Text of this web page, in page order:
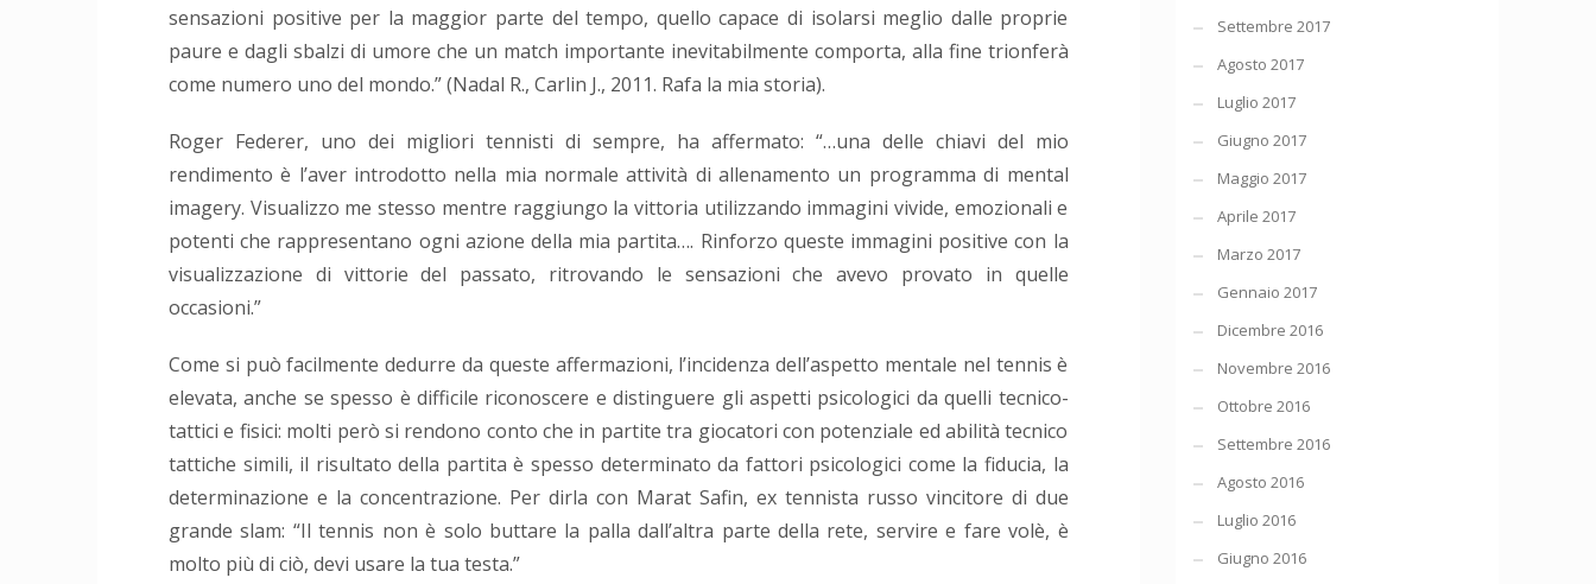
sensazioni positive per la maggior parte del tempo, quello capace di isolarsi meglio dalle proprie
paure e dagli sbalzi di umore che un match importante inevitabilmente comporta, alla fine trionferà
come numero uno del mondo.” (Nadal R., Carlin J., 2011. Rafa la mia storia).
Roger Federer, uno dei migliori tennisti di sempre, ha affermato: “…una delle chiavi del mio
rendimento è l’aver introdotto nella mia normale attività di allenamento un programma di mental
imagery. Visualizzo me stesso mentre raggiungo la vittoria utilizzando immagini vivide, emozionali e
potenti che rappresentano ogni azione della mia partita…. Rinforzo queste immagini positive con la
visualizzazione di vittorie del passato, ritrovando le sensazioni che avevo provato in quelle
occasioni.”
Come si può facilmente dedurre da queste affermazioni, l’incidenza dell’aspetto mentale nel tennis è
elevata, anche se spesso è difficile riconoscere e distinguere gli aspetti psicologici da quelli tecnico-
tattici e fisici: molti però si rendono conto che in partite tra giocatori con potenziale ed abilità tecnico
tattiche simili, il risultato della partita è spesso determinato da fattori psicologici come la fiducia, la
determinazione e la concentrazione. Per dirla con Marat Safin, ex tennista russo vincitore di due
grande slam: “Il tennis non è solo buttare la palla dall’altra parte della rete, servire e fare volè, è
molto più di ciò, devi usare la tua testa.”
Settembre 2017
Agosto 2017
Luglio 2017
Giugno 2017
Maggio 2017
Aprile 2017
Marzo 2017
Gennaio 2017
Dicembre 2016
Novembre 2016
Ottobre 2016
Settembre 2016
Agosto 2016
Luglio 2016
Giugno 2016